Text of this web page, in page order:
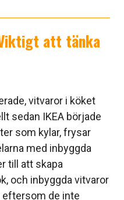
att tänka
vitvaror i köket
sedan IKEA började
som kylar, frysar
med inbyggda
till att skapa
och inbyggda vitvaror
eftersom de inte